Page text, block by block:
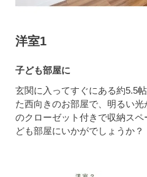
洋室1
子ども部屋に
玄関に入ってすぐにある約5.5
た西向きのお部屋で、明るい
のクローゼット付きで収納ス
ども部屋にいかがでしょうか？